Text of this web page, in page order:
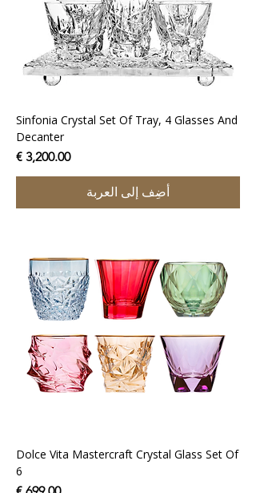
Sinfonia Crystal Set Of Tray, 4 Glasses And
Decanter
السعر
أضِف إلى العربة
Dolce Vita Mastercraft Crystal Glass Set Of
6